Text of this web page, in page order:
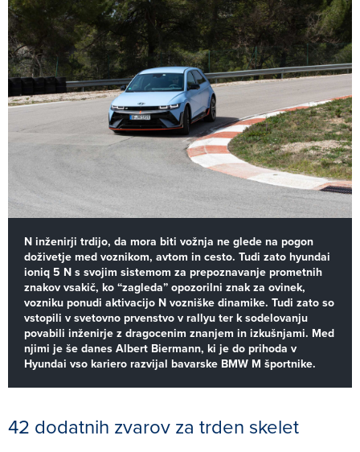
N inženirji trdijo, da mora biti vožnja ne glede na pogon
doživetje med voznikom, avtom in cesto. Tudi zato hyundai
ioniq 5 N s svojim sistemom za prepoznavanje prometnih
znakov vsakič, ko “zagleda” opozorilni znak za ovinek,
vozniku ponudi aktivacijo N vozniške dinamike. Tudi zato so
vstopili v svetovno prvenstvo v rallyu ter k sodelovanju
povabili inženirje z dragocenim znanjem in izkušnjami. Med
njimi je še danes Albert Biermann, ki je do prihoda v
Hyundai vso kariero razvijal bavarske BMW M športnike.
42 dodatnih zvarov za trden skelet